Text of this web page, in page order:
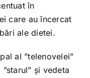
în
care au încercat
ale dietei.
al ”telenovelei”
și vedeta